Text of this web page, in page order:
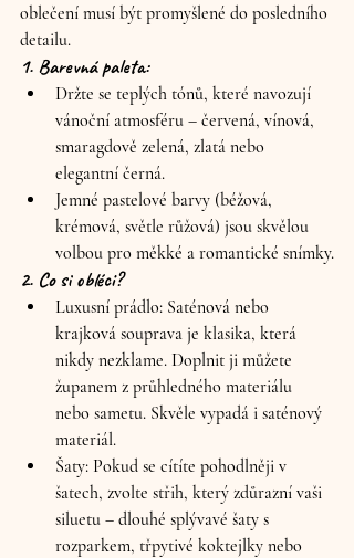
oblečení musí být promyšlené do posledního
detailu.
1. Barevná paleta:
Držte se teplých tónů, které navozují
vánoční atmosféru – červená, vínová,
smaragdově zelená, zlatá nebo
elegantní černá.
Jemné pastelové barvy (béžová,
krémová, světle růžová) jsou skvělou
volbou pro měkké a romantické snímky.
2. Co si obléci?
Luxusní prádlo: Saténová nebo
krajková souprava je klasika, která
nikdy nezklame. Doplnit ji můžete
županem z průhledného materiálu
nebo sametu. Skvěle vypadá i saténový
materiál.
Šaty: Pokud se cítíte pohodlněji v
šatech, zvolte střih, který zdůrazní vaši
siluetu – dlouhé splývavé šaty s
rozparkem, třpytivé koktejlky nebo